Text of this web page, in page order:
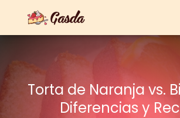
Torta de Naranja vs.
Diferencias y